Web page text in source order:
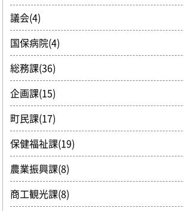
議会(4)
国保病院(4)
総務課(36)
企画課(15)
町民課(17)
保健福祉課(19)
農業振興課(8)
商工観光課(8)